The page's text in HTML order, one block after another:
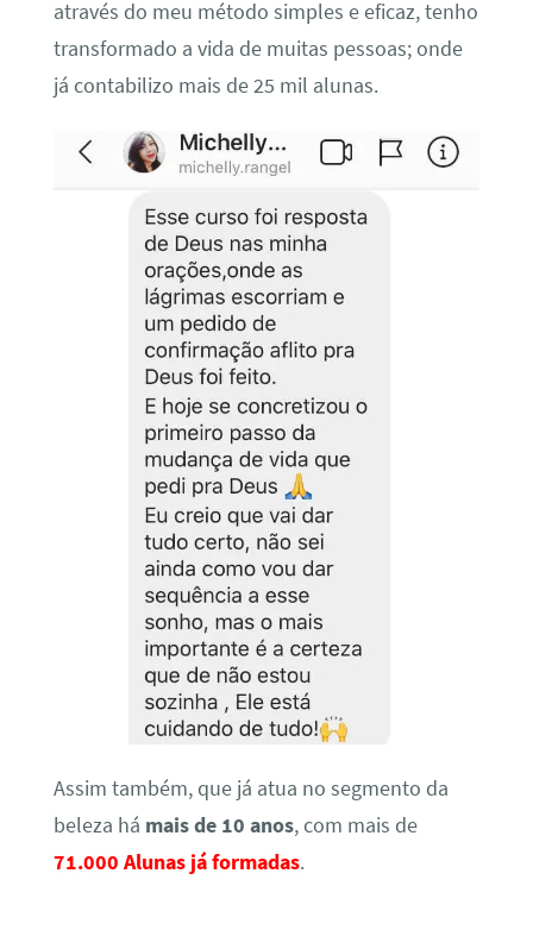
através do meu método simples e eficaz, tenho
transformado a vida de muitas pessoas; onde
já contabilizo mais de 25 mil alunas.
Assim também, que já atua no segmento da
beleza há mais de 10 anos, com mais de
71.000 Alunas já formadas.